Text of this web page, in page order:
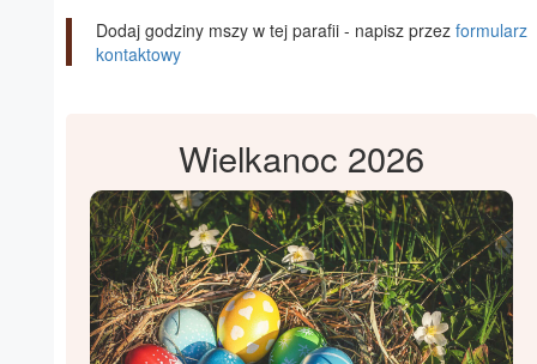
Dodaj godziny mszy w tej parafii - napisz przez formularz
kontaktowy
Wielkanoc 2026